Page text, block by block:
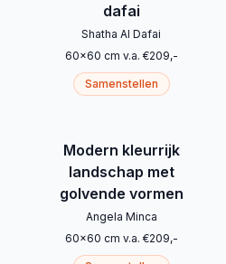
dafai
Shatha Al Dafai
60x60 cm v.a. €209,-
Samenstellen
Modern kleurrijk
landschap met
golvende vormen
Angela Minca
60x60 cm v.a. €209,-